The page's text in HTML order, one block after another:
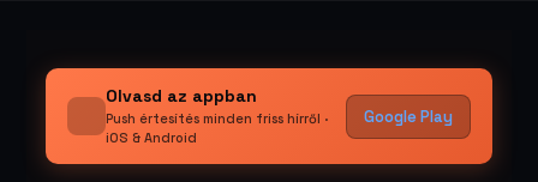
Olvasd az appban
Push értesítés minden friss hírről ·
iOS & Android
Google Play